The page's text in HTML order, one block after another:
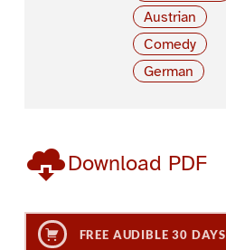
Austrian
Comedy
German
Download PDF
FREE AUDIBLE 30 DAYS